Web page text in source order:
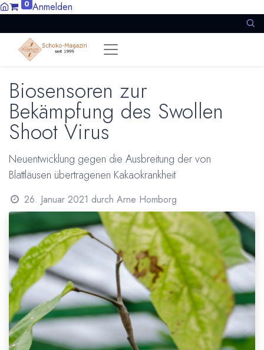
0 Anmelden
Biosensoren zur
Bekämpfung des Swollen
Shoot Virus
Neuentwicklung gegen die Ausbreitung der von
Blattläusen übertragenen Kakaokrankheit
26. Januar 2021 durch Arne Homborg